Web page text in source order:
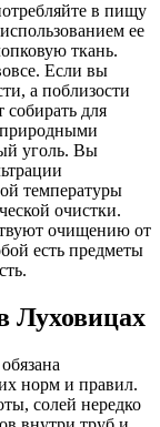
в пищу
ее
ткань.
Если вы
а поблизости
собирать для
уголь. Вы
температуры
очистки.
очищению от
есть предметы
Луховицах
норм и правил.
солей нередко